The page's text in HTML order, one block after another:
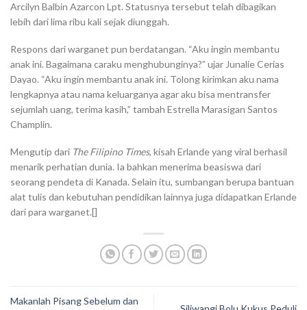
Arcilyn Balbin Azarcon Lpt. Statusnya tersebut telah dibagikan
lebih dari lima ribu kali sejak diunggah.
Respons dari warganet pun berdatangan. “Aku ingin membantu
anak ini. Bagaimana caraku menghubunginya?” ujar Junalie Cerias
Dayao. “Aku ingin membantu anak ini. Tolong kirimkan aku nama
lengkapnya atau nama keluarganya agar aku bisa mentransfer
sejumlah uang, terima kasih,” tambah Estrella Marasigan Santos
Champlin.
Mengutip dari The Filipino Times, kisah Erlande yang viral berhasil
menarik perhatian dunia. Ia bahkan menerima beasiswa dari
seorang pendeta di Kanada. Selain itu, sumbangan berupa bantuan
alat tulis dan kebutuhan pendidikan lainnya juga didapatkan Erlande
dari para warganet.[]
Makanlah Pisang Sebelum dan